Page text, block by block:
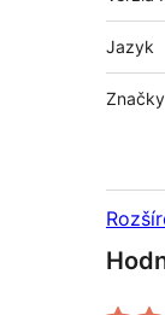
Jazyk
Značky